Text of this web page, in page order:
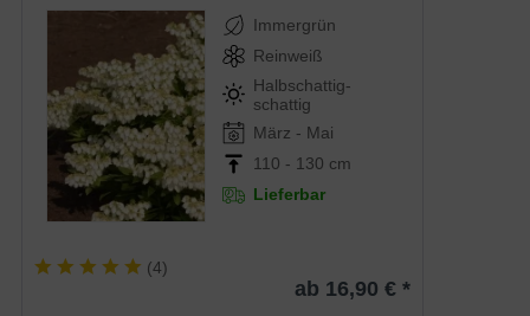
Immergrün
Reinweiß
Halbschattig-
schattig
März - Mai
110 - 130 cm
Lieferbar
(4)
ab 16,90 € *